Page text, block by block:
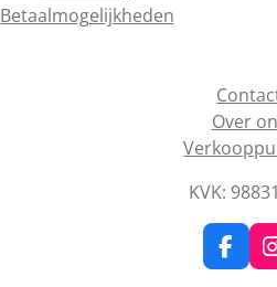
Betaalmogelijkheden
Over
KVK:
F
a
I